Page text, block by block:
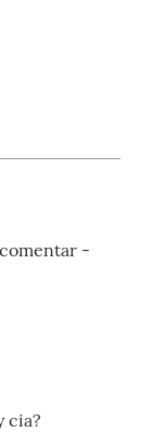
-
cia?